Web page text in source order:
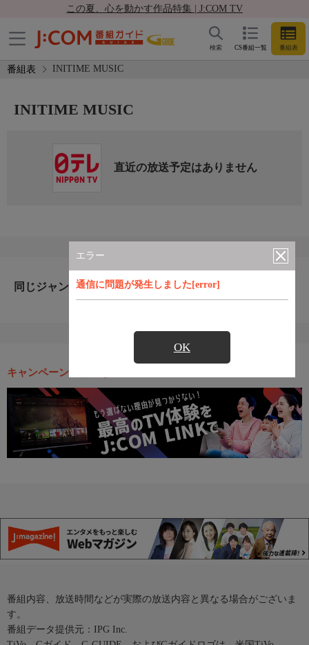
この夏、心を動かす作品特集 | J:COM TV
CS番組一覧 番組表
検索
番組表 INITIME MUSIC
エラー
通信に問題が発生しました[error]
OK
INITIME MUSIC
直近の放送予定はありません
同じジャンルのおすすめ番組
キャンペーン・お得な情報
番組内容、放送時間などが実際の放送内容と異なる場合がございま
す。
番組データ提供元：IPG Inc.